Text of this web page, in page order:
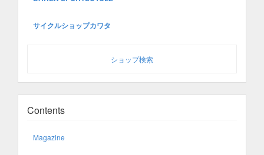
サイクルショップカワタ
ショップ検索
Contents
Magazine